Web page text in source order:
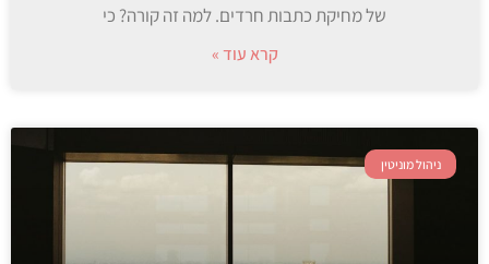
של מחיקת כתבות חרדים. למה זה קורה? כי
קרא עוד »
ניהול מוניטין